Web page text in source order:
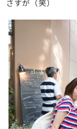
さすが（笑）